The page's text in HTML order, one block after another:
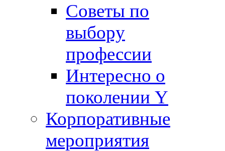
Советы по
выбору
профессии
Интересно о
поколении Y
Корпоративные
мероприятия